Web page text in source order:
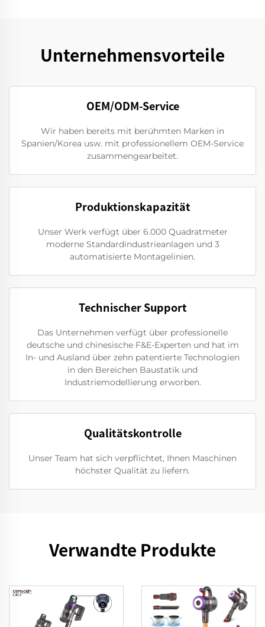
Unternehmensvorteile
OEM/ODM-Service
Wir haben bereits mit berühmten Marken in
Spanien/Korea usw. mit professionellem OEM-Service
zusammengearbeitet.
Produktionskapazität
Unser Werk verfügt über 6.000 Quadratmeter
moderne Standardindustrieanlagen und 3
automatisierte Montagelinien.
Technischer Support
Das Unternehmen verfügt über professionelle
deutsche und chinesische F&E-Experten und hat im
In- und Ausland über zehn patentierte Technologien
in den Bereichen Baustatik und
Industriemodellierung erworben.
Qualitätskontrolle
Unser Team hat sich verpflichtet, Ihnen Maschinen
höchster Qualität zu liefern.
Verwandte Produkte